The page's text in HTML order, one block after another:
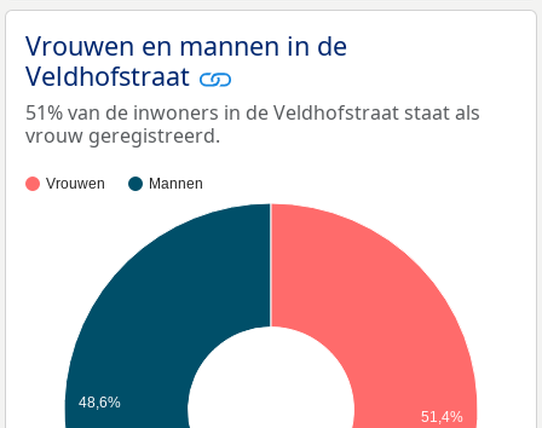
Vrouwen en mannen in de
Veldhofstraat
51% van de inwoners in de Veldhofstraat staat als
vrouw geregistreerd.
Vrouwen Mannen
48,6%
51,4%